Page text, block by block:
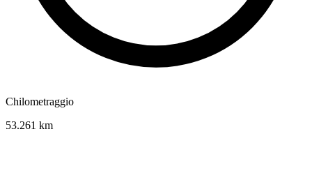
Chilometraggio
53.261 km